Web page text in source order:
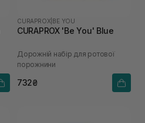
CURAPROX BE YOU
CURAPROX 'Be You' Blue
Дорожній набір для ротової
порожнини
732₴